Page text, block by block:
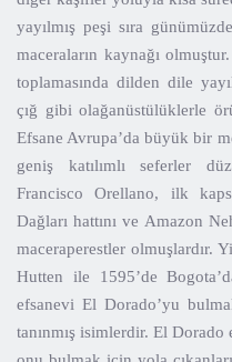
yayılmış peşi sıra
maceraların kaynağı
toplamasında dilden dile
çığ gibi olağanüstülüklerle
Efsane Avrupa’da büyük bir
geniş katılımlı seferler
Francisco Orellano, ilk
Dağları hattını ve Amazon
maceraperestler olmuşlardır.
Hutten ile 1595’de
efsanevi El Dorado’yu
tanınmış isimlerdir. El